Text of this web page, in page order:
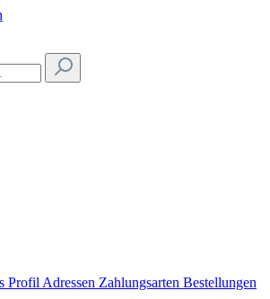
Profil Adressen Zahlungsarten Bestellungen